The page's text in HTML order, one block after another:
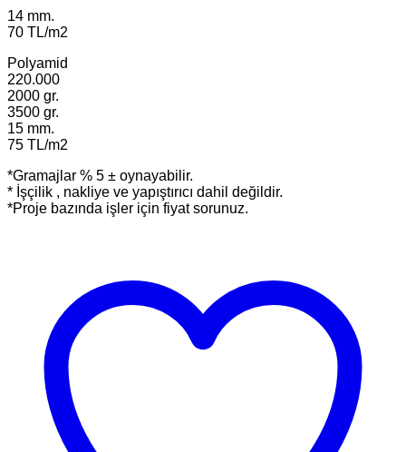
14 mm.
70 TL/m2
Polyamid
220.000
2000 gr.
3500 gr.
15 mm.
75 TL/m2
*Gramajlar % 5 ± oynayabilir.
* İşçilik , nakliye ve yapıştırıcı dahil değildir.
*Proje bazında işler için fiyat sorunuz.